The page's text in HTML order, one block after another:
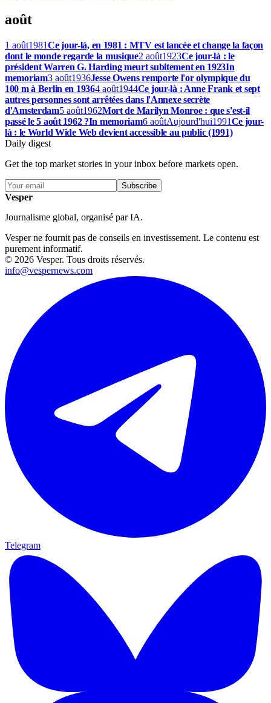
août
1 août1981Ce jour-là, en 1981 : MTV est lancée et change la façon
dont le monde regarde la musique2 août1923Ce jour-là : le
président Warren G. Harding meurt subitement en 1923In
memoriam3 août1936Jesse Owens remporte l'or olympique du
100 m à Berlin en 19364 août1944Ce jour-là : Anne Frank et sept
autres personnes sont arrêtées dans l'Annexe secrète
d'Amsterdam5 août1962Mort de Marilyn Monroe : que s'est-il
passé le 5 août 1962 ?In memoriam6 aoûtAujourd'hui1991Ce jour-
là : le World Wide Web devient accessible au public (1991)
Daily digest
Get the top market stories in your inbox before markets open.
Subscribe
Vesper
Journalisme global, organisé par IA.
Vesper ne fournit pas de conseils en investissement. Le contenu est
purement informatif.
© 2026 Vesper. Tous droits réservés.
info@vespernews.com
Telegram